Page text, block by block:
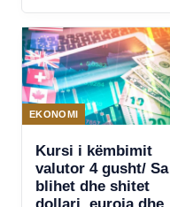
EKONOMI
Kursi i këmbimit
valutor 4 gusht/ Sa
blihet dhe shitet